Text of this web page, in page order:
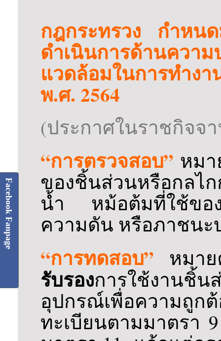
กฎกระทรวง กำหน
ดำเนินการด้านค
แวดล้อมในการทำง
พ.ศ. 2564
(ประกาศในราชกิจจ
“การตรวจสอบ” หมา
ของชิ้นส่วนหรือกลไ
น้ำ หม้อต้มที่ใช้ขอ
ความดัน หรือภาชน
“การทดสอบ” หมา
รับรองการใช้งานชิ้น
อุปกรณ์เพื่อความ
ทะเบียนตามมาตรา
Facebook Fanpage